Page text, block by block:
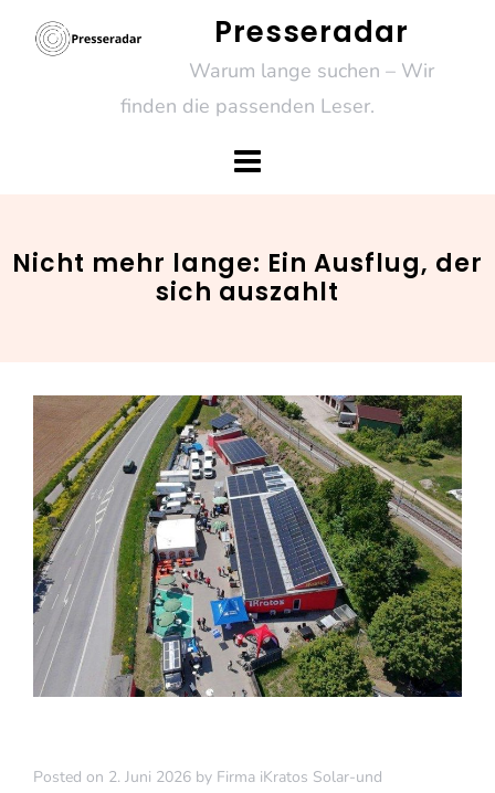
Presseradar
Warum lange suchen – Wir
finden die passenden Leser.
Nicht mehr lange: Ein Ausflug, der
sich auszahlt
Posted on 2. Juni 2026 by Firma iKratos Solar-und